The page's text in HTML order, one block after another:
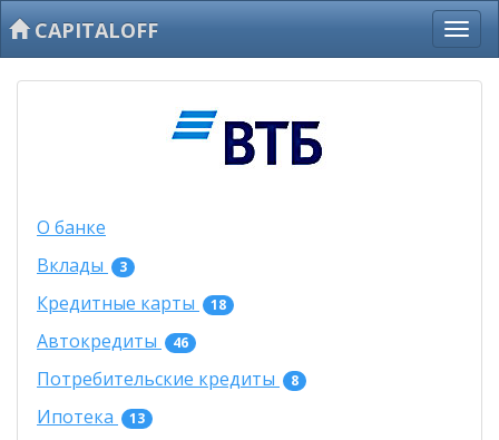
CAPITALOFF
О банке
Вклады
3
Кредитные карты 18
Автокредиты 46
Потребительские кредиты 8
Ипотека 13